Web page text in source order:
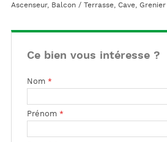
Ascenseur, Balcon / Terrasse, Cave, Grenier
Ce bien vous intéresse ?
Nom *
Prénom *